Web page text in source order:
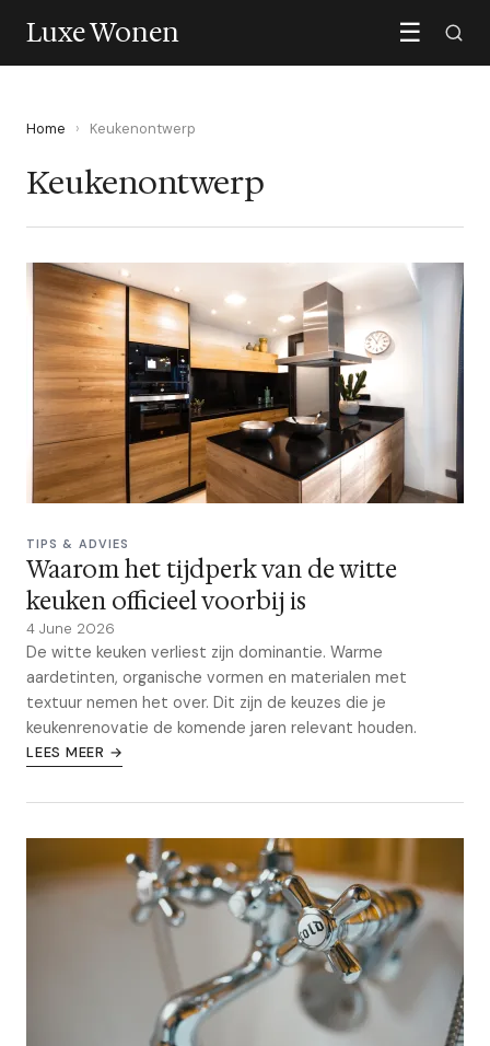
Luxe Wonen ☰
Home › Keukenontwerp
Keukenontwerp
TIPS & ADVIES
Waarom het tijdperk van de witte
keuken officieel voorbij is
4 June 2026
De witte keuken verliest zijn dominantie. Warme
aardetinten, organische vormen en materialen met
textuur nemen het over. Dit zijn de keuzes die je
keukenrenovatie de komende jaren relevant houden.
LEES MEER →